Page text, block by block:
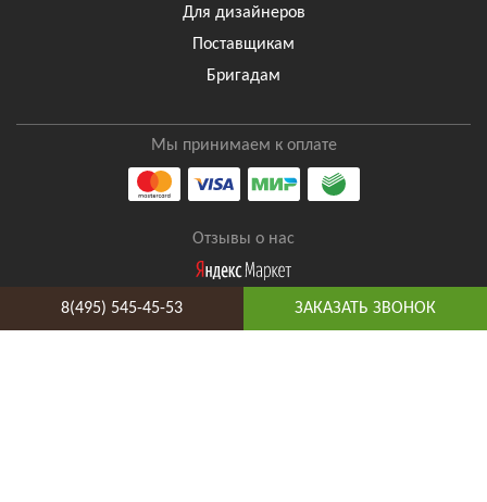
Для дизайнеров
Поставщикам
Бригадам
Мы принимаем к оплате
Отзывы о нас
8(495) 545-45-53 ЗАКАЗАТЬ ЗВОНОК